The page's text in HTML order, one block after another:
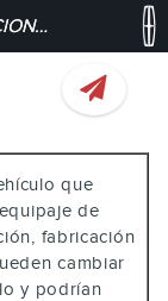
CONTROL DE ESTABILIDAD - FUNCIONAMIENTO
que
de
fabricación
cambiar
y podrían